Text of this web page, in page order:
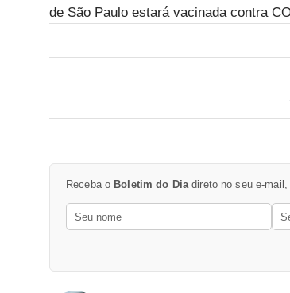
de São Paulo estará vacinada contra
Receba o Boletim do Dia direto no seu e-mail,